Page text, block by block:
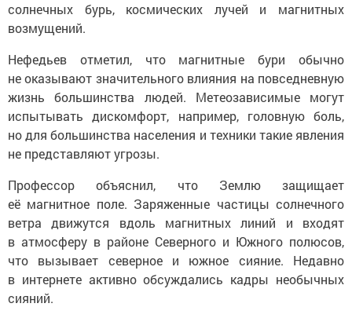
солнечных бурь, космических лучей и магнитных
возмущений.
Нефедьев отметил, что магнитные бури обычно
не оказывают значительного влияния на повседневную
жизнь большинства людей. Метеозависимые могут
испытывать дискомфорт, например, головную боль,
но для большинства населения и техники такие явления
не представляют угрозы.
Профессор объяснил, что Землю защищает
её магнитное поле. Заряженные частицы солнечного
ветра движутся вдоль магнитных линий и входят
в атмосферу в районе Северного и Южного полюсов,
что вызывает северное и южное сияние. Недавно
в интернете активно обсуждались кадры необычных
сияний.